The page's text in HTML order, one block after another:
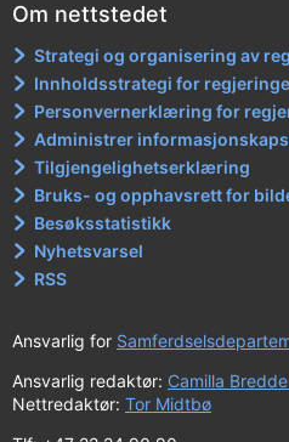
Om nettstedet
Strategi og organisering av
Innholdsstrategi for
Personvernerklæring for
Administrer
Tilgjengelighetserklæring
Bruks- og opphavsrett for
Besøksstatistikk
Nyhetsvarsel
RSS
Ansvarlig for
Ansvarlig redaktør: Camilla
Nettredaktør: Tor Midtbø